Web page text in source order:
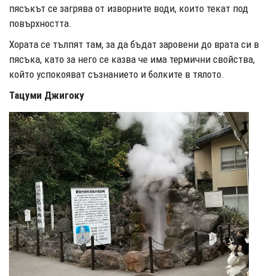
пясъкът се загрява от изворните води, които текат под
повърхността.
Хората се тълпят там, за да бъдат заровени до врата си в
пясъка, като за него се казва че има термични свойства,
който успокояват съзнанието и болките в тялото.
Тацуми Джигоку